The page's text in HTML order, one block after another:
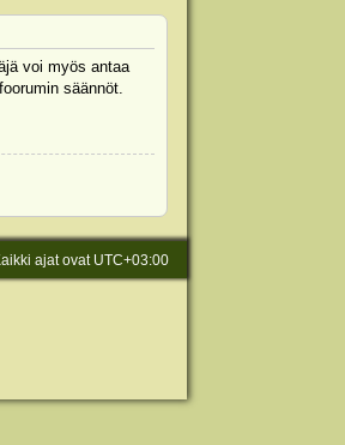
voi myös antaa
säännöt.
ajat ovat UTC+03:00